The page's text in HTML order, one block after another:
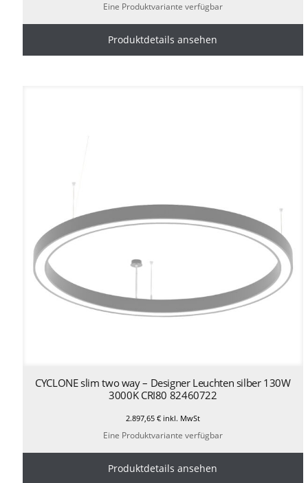
Eine Produktvariante verfügbar
Produktdetails ansehen
CYCLONE slim two way – Designer Leuchten silber 130W
3000K CRI80 82460722
2.897,65 €inkl. MwSt
Eine Produktvariante verfügbar
Produktdetails ansehen